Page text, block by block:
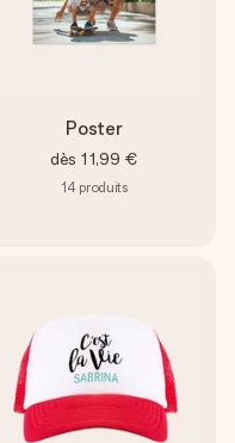
Poster
dès 11,99 €
14 produits